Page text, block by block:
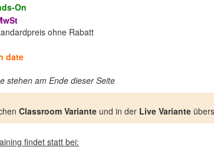
On
ohne Rabatt
date
stehen am Ende dieser Seite
Classroom Variante und in der Live Variante
findet statt bei: